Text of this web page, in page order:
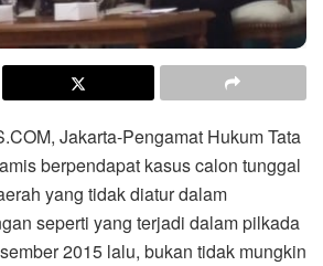
Jakarta-Pengamat Hukum Tata
berpendapat kasus calon tunggal
yang tidak diatur dalam
seperti yang terjadi dalam pilkada
2015 lalu, bukan tidak mungkin